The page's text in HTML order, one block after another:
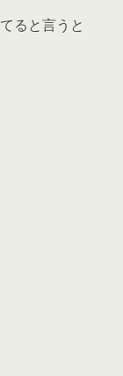
ると言うと